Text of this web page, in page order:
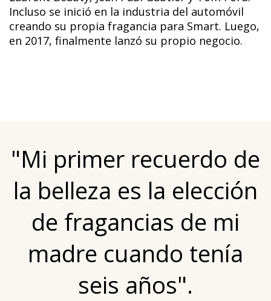
Incluso se inició en la industria del automóvil
creando su propia fragancia para Smart. Luego,
en 2017, finalmente lanzó su propio negocio.
"Mi primer recuerdo de
la belleza es la elección
de fragancias de mi
madre cuando tenía
seis años".